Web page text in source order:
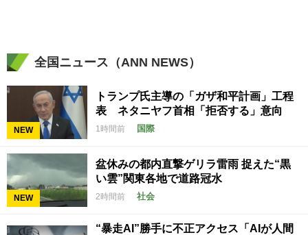
全国ニュース（ANN NEWS）
NEW
トランプ氏主導の「ガザ和平計画」工程
表 ネタニヤフ首相「拒否する」意向
1時間前 国際
NEW
盆休みの都内直撃ゲリラ雷雨 捉えた“黒
い雲”関東各地で道路冠水
2時間前 社会
“暴走AI”勝手に不正アクセス「AIが人間